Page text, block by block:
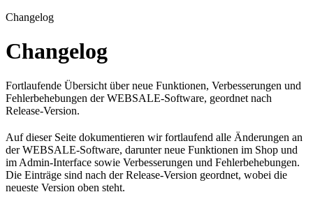
Changelog
Changelog
Fortlaufende Übersicht über neue Funktionen, Verbesserungen und
Fehlerbehebungen der WEBSALE-Software, geordnet nach
Release-Version.
Auf dieser Seite dokumentieren wir fortlaufend alle Änderungen an
der WEBSALE-Software, darunter neue Funktionen im Shop und
im Admin-Interface sowie Verbesserungen und Fehlerbehebungen.
Die Einträge sind nach der Release-Version geordnet, wobei die
neueste Version oben steht.